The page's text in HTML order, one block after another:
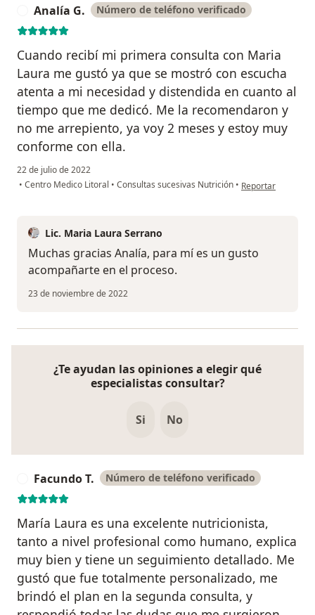
Analía G. Número de teléfono verificado
Cuando recibí mi primera consulta con Maria
Laura me gustó ya que se mostró con escucha
atenta a mi necesidad y distendida en cuanto al
tiempo que me dedicó. Me la recomendaron y
no me arrepiento, ya voy 2 meses y estoy muy
conforme con ella.
22 de julio de 2022
• Centro Medico Litoral • Consultas sucesivas Nutrición • en opinión del
Reportar
Lic. Maria Laura Serrano
Muchas gracias Analía, para mí es un gusto
acompañarte en el proceso.
23 de noviembre de 2022
¿Te ayudan las opiniones a elegir qué
especialistas consultar?
Si No
Facundo T. Número de teléfono verificado
María Laura es una excelente nutricionista,
tanto a nivel profesional como humano, explica
muy bien y tiene un seguimiento detallado. Me
gustó que fue totalmente personalizado, me
brindó el plan en la segunda consulta, y